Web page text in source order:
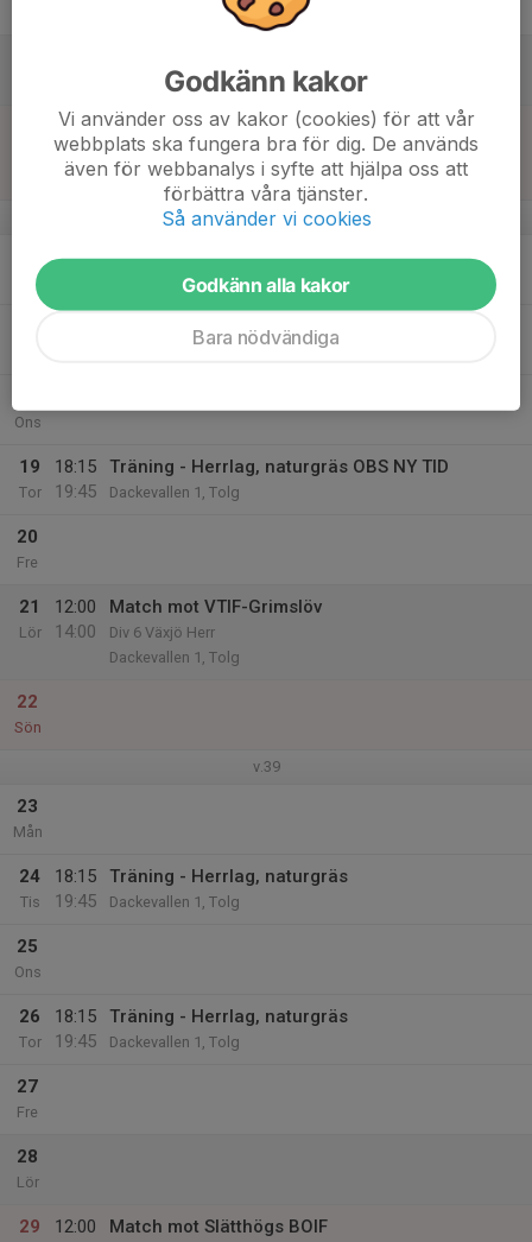
12:00
14:00
Match mot Norrhults BK
Div 6 Växjö Herr
Odenplan 1, Norrhult
v.38
Mån
Träning - Herrlag, naturgräs OBS NY TID
Ons
19
Tor
18:15
19:45
Träning - Herrlag, naturgräs OBS NY TID
Dackevallen 1, Tolg
20
Fre
21
Lör
12:00
14:00
Match mot VTIF-Grimslöv
Div 6 Växjö Herr
Dackevallen 1, Tolg
22
Sön
v.39
23
Mån
24
Tis
18:15
19:45
Träning - Herrlag, naturgräs
Dackevallen 1, Tolg
25
Ons
26
Tor
18:15
19:45
Träning - Herrlag, naturgräs
Dackevallen 1, Tolg
27
Fre
28
Lör
29
12:00
Match mot Slätthögs BOIF
Godkänn kakor
Vi använder oss av kakor (cookies) för att vår
webbplats ska fungera bra för dig. De används
även för webbanalys i syfte att hjälpa oss att
förbättra våra tjänster.
Så använder vi cookies
Godkänn alla kakor
Bara nödvändiga